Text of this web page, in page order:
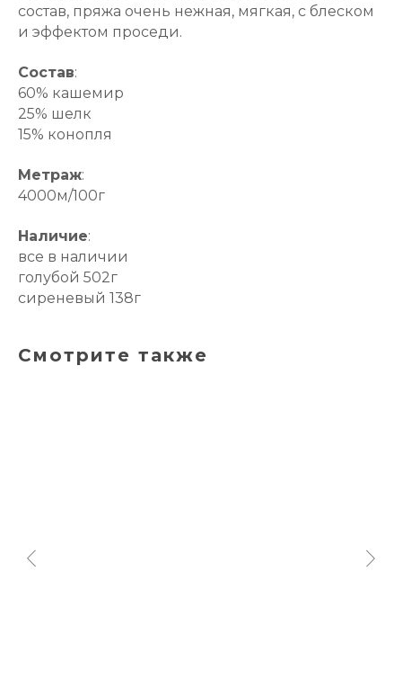
состав, пряжа очень нежная, мягкая, с блеском
и эффектом проседи.
Состав:
60% кашемир
25% шелк
15% конопля
Метраж:
4000м/100г
Наличие:
все в наличии
голубой 502г
сиреневый 138г
Смотрите также